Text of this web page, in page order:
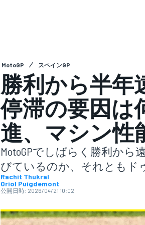
スーパーGT
MotoGP スペインGP
勝利から半年
停滞の要因
進、マシン
MotoGPでしばらく勝利か
びているのか、それともド
Rachit Thukral
Oriol Puigdemont
公開日時: 2026/04/21 10:02